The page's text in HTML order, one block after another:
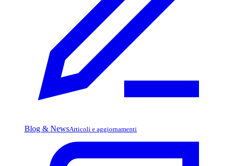
Blog & NewsArticoli e aggiornamenti